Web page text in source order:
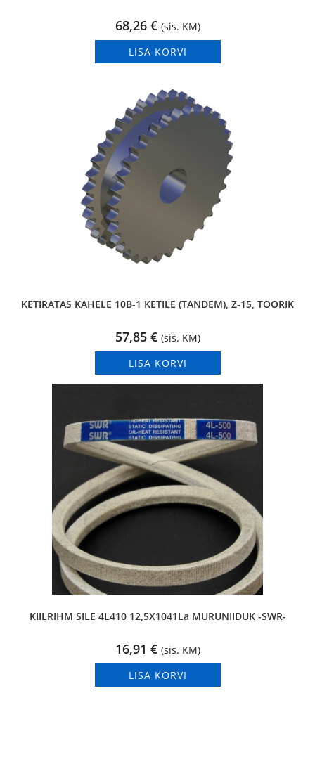
68,26 € (sis. KM)
LISA KORVI
KETIRATAS KAHELE 10B-1 KETILE (TANDEM), Z-15, TOORIK
57,85 € (sis. KM)
LISA KORVI
KIILRIHM SILE 4L410 12,5X1041La MURUNIIDUK -SWR-
16,91 € (sis. KM)
LISA KORVI